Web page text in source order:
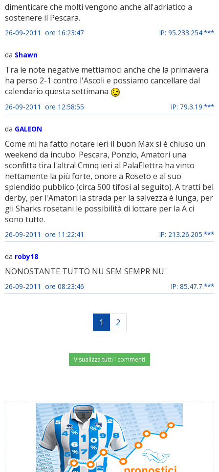
dimenticare che molti vengono anche all'adriatico a
sostenere il Pescara.
26-09-2011 ore 16:23:47 IP: 95.233.254.***
da Shawn
Tra le note negative mettiamoci anche che la primavera
ha perso 2-1 contro l'Ascoli e possiamo cancellare dal
calendario questa settimana
26-09-2011 ore 12:58:55 IP: 79.3.19.***
da GALEON
Come mi ha fatto notare ieri il buon Max si è chiuso un
weekend da incubo: Pescara, Ponzio, Amatori una
sconfitta tira l'altra! Cmnq ieri al PalaElettra ha vinto
nettamente la più forte, onore a Roseto e al suo
splendido pubblico (circa 500 tifosi al seguito). A tratti bel
derby, per l'Amatori la strada per la salvezza è lunga, per
gli Sharks rosetani le possibilità di lottare per la A ci
sono tutte.
26-09-2011 ore 11:22:41 IP: 213.26.205.***
da roby18
NONOSTANTE TUTTO NU SEM SEMPR NU'
26-09-2011 ore 08:23:46 IP: 85.47.7.***
1 2
Visualizza tutti i commenti